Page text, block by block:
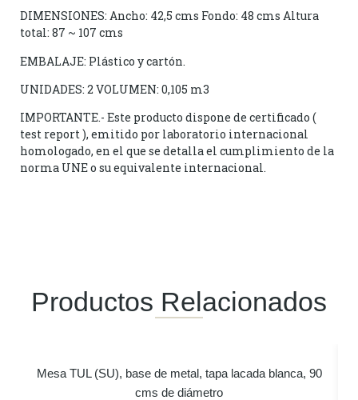
DIMENSIONES: Ancho: 42,5 cms Fondo: 48 cms Altura
total: 87 ~ 107 cms
EMBALAJE: Plástico y cartón.
UNIDADES: 2 VOLUMEN: 0,105 m3
IMPORTANTE.- Este producto dispone de certificado (
test report ), emitido por laboratorio internacional
homologado, en el que se detalla el cumplimiento de la
norma UNE o su equivalente internacional.
Productos Relacionados
Mesa TUL (SU), base de metal, tapa lacada blanca, 90
cms de diámetro